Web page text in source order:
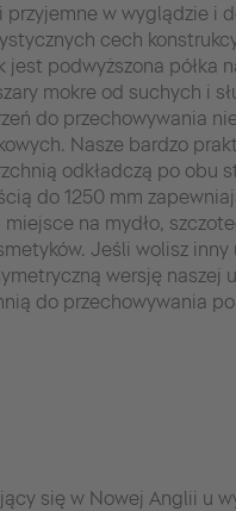
w wyglądzie i
cech
jest podwyższona półka
mokre od suchych i
do przechowywania
Nasze bardzo
odkładczą po obu
do 1250 mm
na mydło,
Jeśli wolisz inny
wersję naszej
do przechowywania
się w Nowej Anglii u